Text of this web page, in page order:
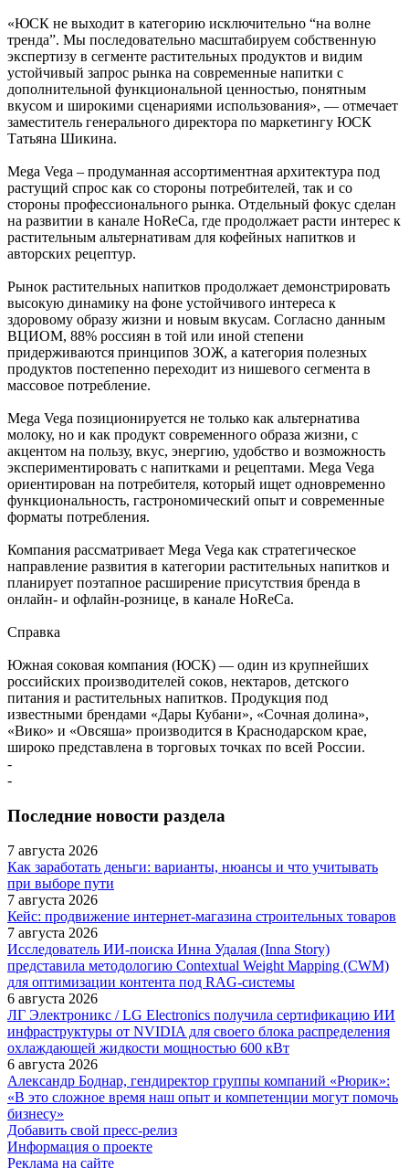
«ЮСК не выходит в категорию исключительно “на волне
тренда”. Мы последовательно масштабируем собственную
экспертизу в сегменте растительных продуктов и видим
устойчивый запрос рынка на современные напитки с
дополнительной функциональной ценностью, понятным
вкусом и широкими сценариями использования», — отмечает
заместитель генерального директора по маркетингу ЮСК
Татьяна Шикина.
Mega Vega – продуманная ассортиментная архитектура под
растущий спрос как со стороны потребителей, так и со
стороны профессионального рынка. Отдельный фокус сделан
на развитии в канале HoReCa, где продолжает расти интерес к
растительным альтернативам для кофейных напитков и
авторских рецептур.
Рынок растительных напитков продолжает демонстрировать
высокую динамику на фоне устойчивого интереса к
здоровому образу жизни и новым вкусам. Согласно данным
ВЦИОМ, 88% россиян в той или иной степени
придерживаются принципов ЗОЖ, а категория полезных
продуктов постепенно переходит из нишевого сегмента в
массовое потребление.
Mega Vega позиционируется не только как альтернатива
молоку, но и как продукт современного образа жизни, с
акцентом на пользу, вкус, энергию, удобство и возможность
экспериментировать с напитками и рецептами. Mega Vega
ориентирован на потребителя, который ищет одновременно
функциональность, гастрономический опыт и современные
форматы потребления.
Компания рассматривает Mega Vega как стратегическое
направление развития в категории растительных напитков и
планирует поэтапное расширение присутствия бренда в
онлайн- и офлайн-рознице, в канале HoReCa.
Справка
Южная соковая компания (ЮСК) — один из крупнейших
российских производителей соков, нектаров, детского
питания и растительных напитков. Продукция под
известными брендами «Дары Кубани», «Сочная долина»,
«Вико» и «Овсяша» производится в Краснодарском крае,
широко представлена в торговых точках по всей России.
-
-
Последние новости раздела
7 августа 2026
Как заработать деньги: варианты, нюансы и что учитывать
при выборе пути
7 августа 2026
Кейс: продвижение интернет‑магазина строительных товаров
7 августа 2026
Исследователь ИИ-поиска Инна Удалая (Inna Story)
представила методологию Contextual Weight Mapping (CWM)
для оптимизации контента под RAG-системы
6 августа 2026
ЛГ Электроникс / LG Electronics получила сертификацию ИИ
инфраструктуры от NVIDIA для своего блока распределения
охлаждающей жидкости мощностью 600 кВт
6 августа 2026
Александр Боднар, гендиректор группы компаний «Рюрик»:
«В это сложное время наш опыт и компетенции могут помочь
бизнесу»
Добавить свой пресс-релиз
Информация о проекте
Реклама на сайте